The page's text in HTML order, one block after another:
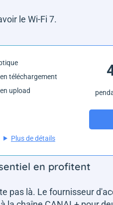
le Wi-Fi 7.
téléchargement
upload
Plus de détails
en profitent
pas là. Le fournisseur